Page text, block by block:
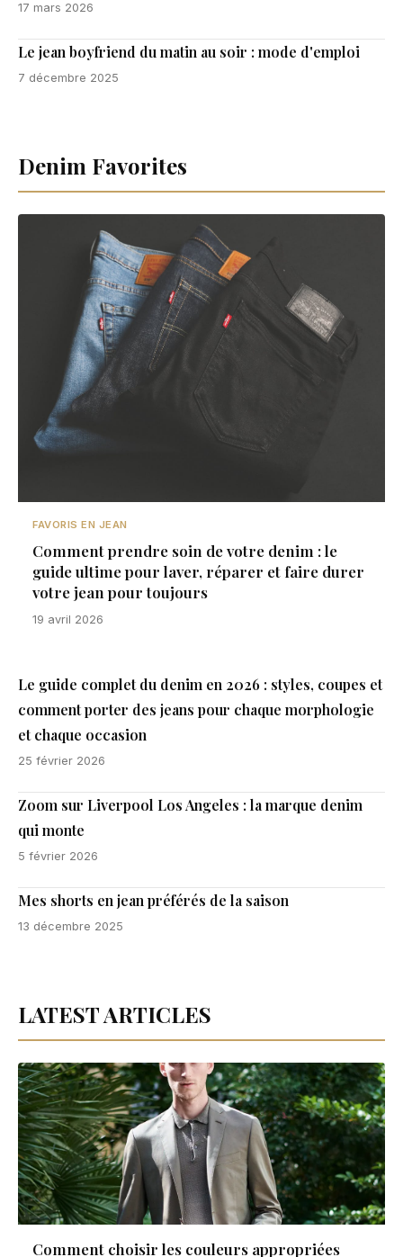
17 mars 2026
Le jean boyfriend du matin au soir : mode d'emploi
7 décembre 2025
Denim Favorites
FAVORIS EN JEAN
Comment prendre soin de votre denim : le
guide ultime pour laver, réparer et faire durer
votre jean pour toujours
19 avril 2026
Le guide complet du denim en 2026 : styles, coupes et
comment porter des jeans pour chaque morphologie
et chaque occasion
25 février 2026
Zoom sur Liverpool Los Angeles : la marque denim
qui monte
5 février 2026
Mes shorts en jean préférés de la saison
13 décembre 2025
LATEST ARTICLES
Comment choisir les couleurs appropriées